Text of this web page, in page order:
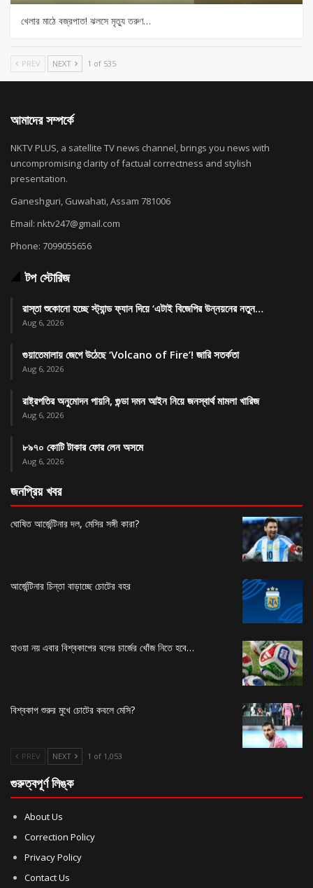
খেলার মাঠে বজ্রপাত! ঝলসে মৃত্যু তরুণ…
PREV NEXT 1 of 535
আমাদের সম্পর্কে
NKTV PLUS, a satellite TV news channel, brings you news with
uncompromising clarity of factual correctness and stylish
presentation.
Ganeshguri, Guwahati, Assam 781006
Email: nktv247@gmail.com
Phone: 7099055656
টপ স্টোরিজ
রাস্তা শুকোনো হচ্ছে স্ট্যান্ড ফ্যান দিয়ে ‘এটাই বিজেপির উন্নয়নের নতুন…
Aug 6, 2026
গুয়াতেমালায় জেগে উঠেছে ‘Volcano of Fire’! জারি সতর্কতা
Aug 6, 2026
রাষ্ট্রপতির অনুমোদন পায়নি, গুন্ডা দমন আইন নিয়ে জনস্বার্থ মামলা খারিজ
Aug 6, 2026
৮৯৭০ কোটি টাকার ফোর লেন অসমে
Aug 6, 2026
জনপ্রিয় খবর
ঘোষিত আর্জেন্টিনার দল, মেসির সঙ্গী কারা?
আর্জেন্টিনার চিন্তা বাড়াচ্ছে চোটের বহর
হাওয়া নয় এবার বিশ্বকাপের বলের চার্জের খোঁজ নিতে হবে…
বিশ্বকাপ শুরুর মুখে চোটের কবলে মেসি?
PREV NEXT 1 of 1,053
গুরুত্বপূর্ণ লিঙ্ক
About Us
Correction Policy
Privacy Policy
Contact Us